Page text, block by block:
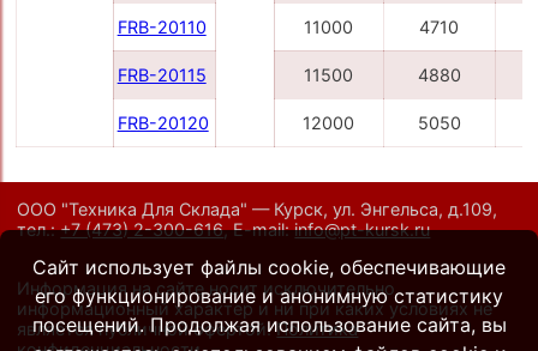
FRB-20110 11000 4710
FRB-20115 11500 4880
FRB-20120 12000 5050
ООО "Техника Для Склада" — Курск, ул. Энгельса, д.109,
тел.:+7 (473) 2-300-616,E-mail:info@pt-kursk.ru
Информация на сайте носит исключительно
информационный характер и ни при каких условиях не
является публичной офертой.Политика
Сайт использует файлы cookie, обеспечивающие
его функционирование и анонимную статистику
посещений. Продолжая использование сайта, вы